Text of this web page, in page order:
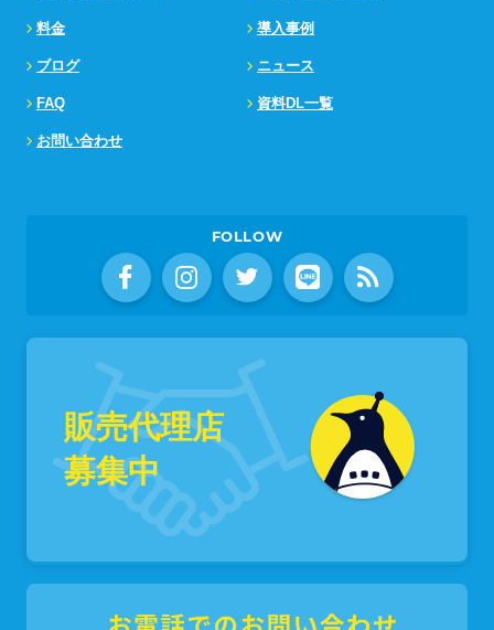
料金 導入事例
ブログ ニュース
FAQ 資料DL一覧
お問い合わせ
FOLLOW
販売代理店
募集中